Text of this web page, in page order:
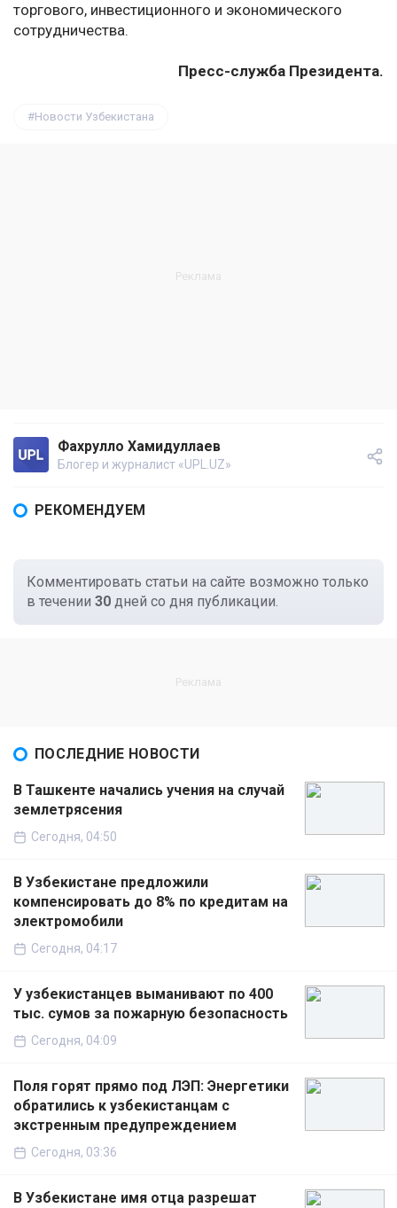
торгового, инвестиционного и экономического
сотрудничества.
Пресс-служба Президента.
Новости Узбекистана
Фахрулло Хамидуллаев
Блогер и журналист «UPL.UZ»
РЕКОМЕНДУЕМ
Комментировать статьи на сайте возможно только
в течении 30 дней со дня публикации.
ПОСЛЕДНИЕ НОВОСТИ
В Ташкенте начались учения на случай
землетрясения
Сегодня, 04:50
В Узбекистане предложили
компенсировать до 8% по кредитам на
электромобили
Сегодня, 04:17
У узбекистанцев выманивают по 400
тыс. сумов за пожарную безопасность
Сегодня, 04:09
Поля горят прямо под ЛЭП: Энергетики
обратились к узбекистанцам с
экстренным предупреждением
Сегодня, 03:36
В Узбекистане имя отца разрешат